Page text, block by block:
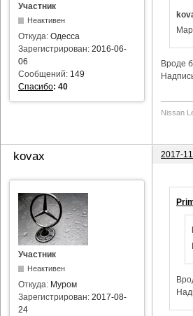
Участник
Неактивен
Откуда: Одесса
Зарегистрирован: 2016-06-
06
Сообщений: 149
Спасибо: 40
Вроде
Nissan
kovax 2017-
Участник
Неактивен
Откуда: Муром
Зарегистрирован: 2017-08-
24